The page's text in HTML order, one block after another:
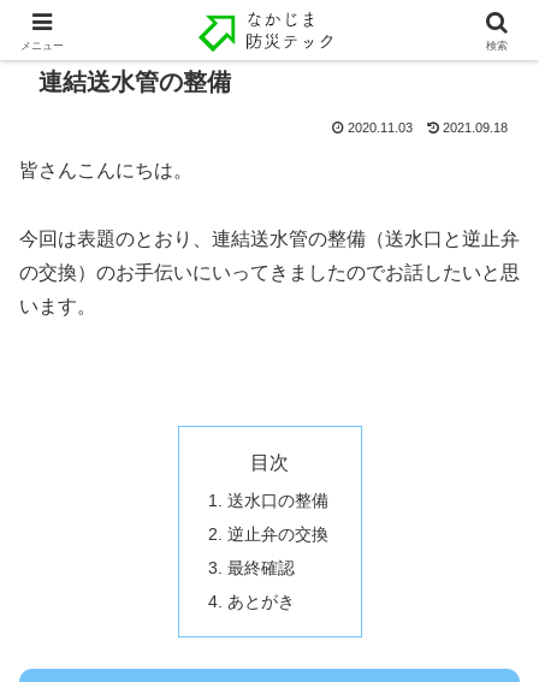
連結送水管の整備
2020.11.03 2021.09.18
皆さんこんにちは。
今回は表題のとおり、連結送水管の整備（送水口と逆止弁
の交換）のお手伝いにいってきましたのでお話したいと思
います。
目次
送水口の整備
逆止弁の交換
最終確認
あとがき
メニュー 検索